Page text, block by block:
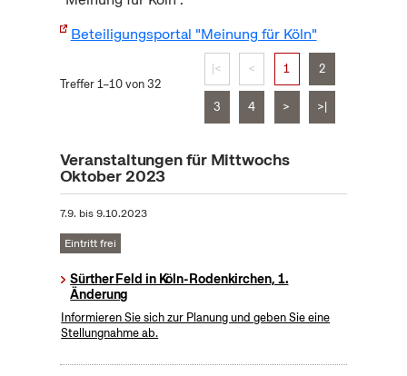
Beteiligungsportal "Meinung für Köln"
Treffer 1–10 von 32
|< < 1 2
3 4 > >|
Veranstaltungen für Mittwochs
Oktober 2023
7.9. bis9.10.2023
Eintritt frei
Sürther Feld in Köln-Rodenkirchen, 1.
Änderung
Informieren Sie sich zur Planung und geben Sie eine
Stellungnahme ab.